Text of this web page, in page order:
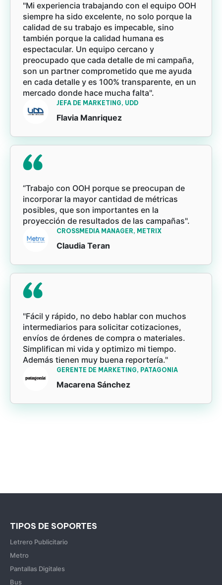
"Mi experiencia trabajando con el equipo OOH
siempre ha sido excelente, no solo porque la
calidad de su trabajo es impecable, sino
también porque la calidad humana es
espectacular. Un equipo cercano y
preocupado que cada detalle de mi campaña,
son un partner comprometido que me ayuda
en cada detalle y es 100% transparente, en un
mercado donde hace mucha falta".
JEFA DE MARKETING, UDD
Flavia Manriquez
“Trabajo con OOH porque se preocupan de
incorporar la mayor cantidad de métricas
posibles, que son importantes en la
proyección de resultados de las campañas".
CROSSMEDIA MANAGER, METRIX
Claudia Teran
"Fácil y rápido, no debo hablar con muchos
intermediarios para solicitar cotizaciones,
envíos de órdenes de compra o materiales.
Simplifican mi vida y optimizo mi tiempo.
Además tienen muy buena reportería."
GERENTE DE MARKETING, PATAGONIA
Macarena Sánchez
TIPOS DE SOPORTES
Letrero Publicitario
Metro
Pantallas Digitales
Bus